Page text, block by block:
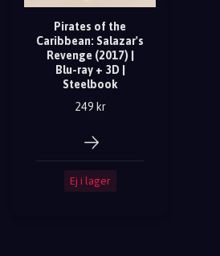
Pirates of the
Caribbean: Salazar's
Revenge (2017) |
Blu-ray + 3D |
Steelbook
249 kr
Ej i lager